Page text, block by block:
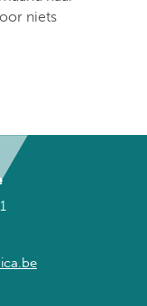
niets